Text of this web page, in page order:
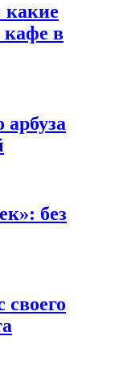
кафе в
арбуза
без